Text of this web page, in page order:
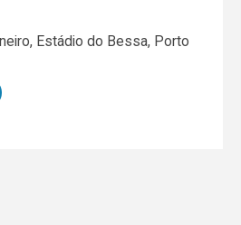
Estádio do Bessa, Porto